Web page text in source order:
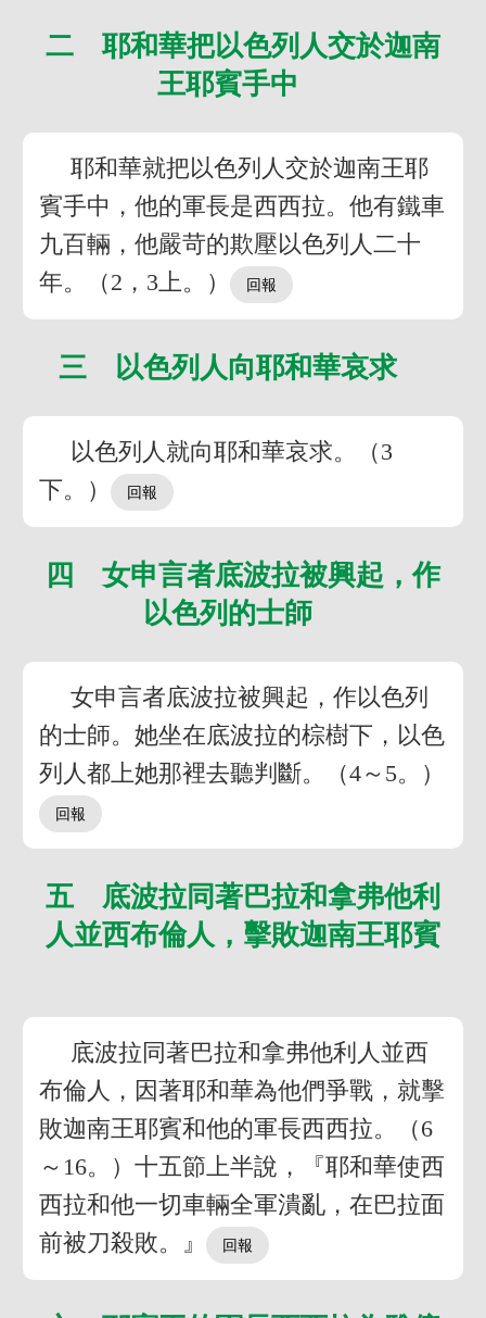
二 耶和華把以色列人交於迦南
王耶賓手中
耶和華就把以色列人交於迦南王耶
賓手中，他的軍長是西西拉。他有鐵車
九百輛，他嚴苛的欺壓以色列人二十
年。（2，3上。）
三 以色列人向耶和華哀求
以色列人就向耶和華哀求。（3
下。）
四 女申言者底波拉被興起，作
以色列的士師
女申言者底波拉被興起，作以色列
的士師。她坐在底波拉的棕樹下，以色
列人都上她那裡去聽判斷。（4～5。）
五 底波拉同著巴拉和拿弗他利
人並西布倫人，擊敗迦南王耶賓
底波拉同著巴拉和拿弗他利人並西
布倫人，因著耶和華為他們爭戰，就擊
敗迦南王耶賓和他的軍長西西拉。（6
～16。）十五節上半說，『耶和華使西
西拉和他一切車輛全軍潰亂，在巴拉面
前被刀殺敗。』